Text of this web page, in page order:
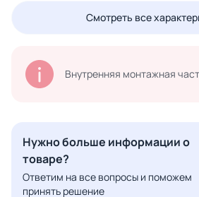
Смотреть все
Внутренняя монтажная
Нужно больше информации о
товаре?
Ответим на все вопросы и поможем
принять решение